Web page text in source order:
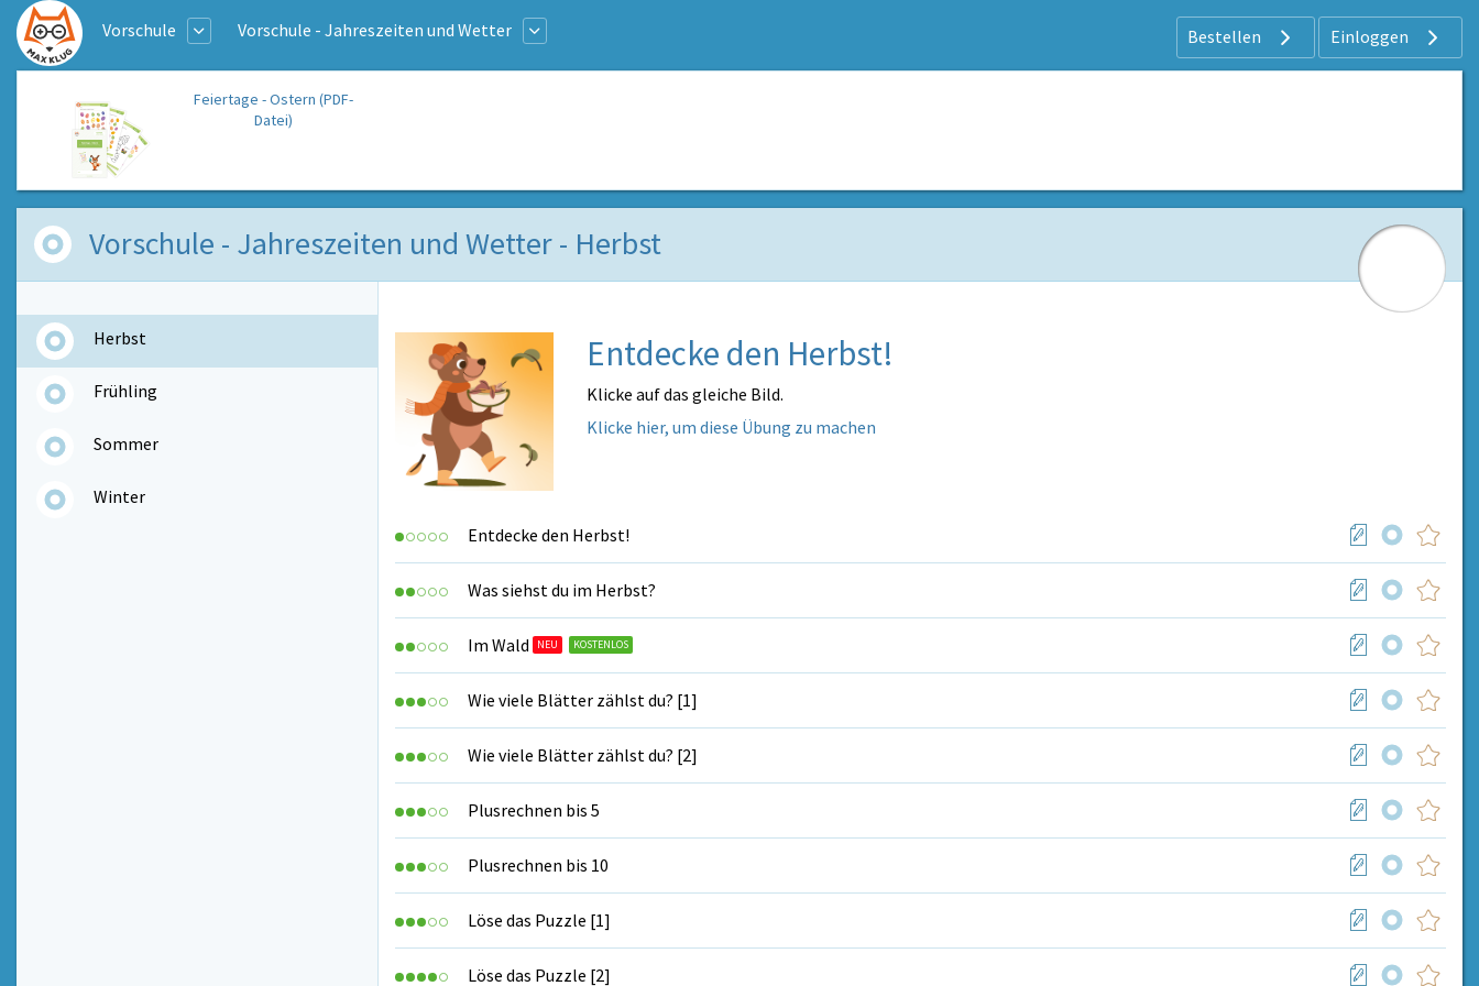
Vorschule Vorschule - Jahreszeiten und Wetter Bestellen Einloggen
Feiertage - Ostern (PDF-
Datei)
Vorschule - Jahreszeiten und Wetter - Herbst
Herbst
Frühling
Sommer
Winter
Entdecke den Herbst!
Klicke auf das gleiche Bild.
Klicke hier, um diese Übung zu machen
Entdecke den Herbst!
Was siehst du im Herbst?
Im Wald NEU KOSTENLOS
Wie viele Blätter zählst du? [1]
Wie viele Blätter zählst du? [2]
Plusrechnen bis 5
Plusrechnen bis 10
Löse das Puzzle [1]
Löse das Puzzle [2]